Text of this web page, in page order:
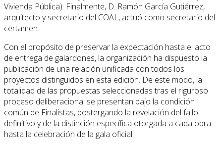
Vivienda Pública). Finalmente, D. Ramón García Gutiérrez,
arquitecto y secretario del COAL, actuó como secretario del
certamen.
Con el propósito de preservar la expectación hasta el acto
de entrega de galardones, la organización ha dispuesto la
publicación de una relación unificada con todos los
proyectos distinguidos en esta edición. De este modo, la
totalidad de las propuestas seleccionadas tras el riguroso
proceso deliberacional se presentan bajo la condición
común de Finalistas, postergando la revelación del fallo
definitivo y de la distinción específica otorgada a cada obra
hasta la celebración de la gala oficial.